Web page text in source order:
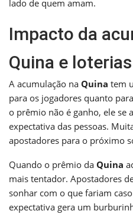
lado de quem amam.
Impacto da
Quina e loterias
A acumulação na Quina tem
para os jogadores quanto
o prêmio não é ganho, ele se
expectativa das pessoas.
apostadores para o próximo
Quando o prêmio da Quina
mais tentador. Apostadores
sonhar com o que fariam
expectativa gera um